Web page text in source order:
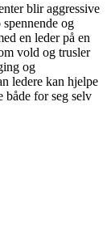
blir aggressive
og
en leder på en
vold og trusler
og
ledere kan hjelpe
både for seg selv